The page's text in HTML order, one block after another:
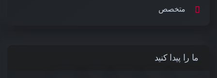
متخصص
ما را پیدا کنید